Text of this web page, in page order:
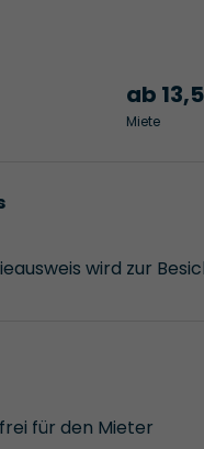
ab
Miete
wird zur
für den Mieter